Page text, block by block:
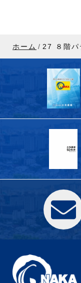
ホーム 27 ８階パ